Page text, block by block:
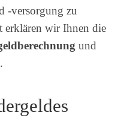
-versorgung zu
erklären wir Ihnen die
und